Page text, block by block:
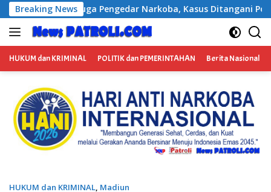
Langsung
ke
konten
Breaking News
Ditangani Polisi Kabag Keuangan DPRD
HUKUM dan KRIMINAL POLITIK dan PEMERINTAHAN Berita Nasional
HUKUM dan KRIMINAL, Madiun